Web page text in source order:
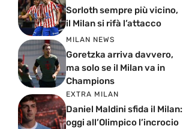
Sorloth sempre più vicino,
il Milan si rifà l’attacco
MILAN NEWS
Goretzka arriva davvero,
ma solo se il Milan va in
Champions
EXTRA MILAN
Daniel Maldini sfida il Milan:
oggi all’Olimpico l’incrocio